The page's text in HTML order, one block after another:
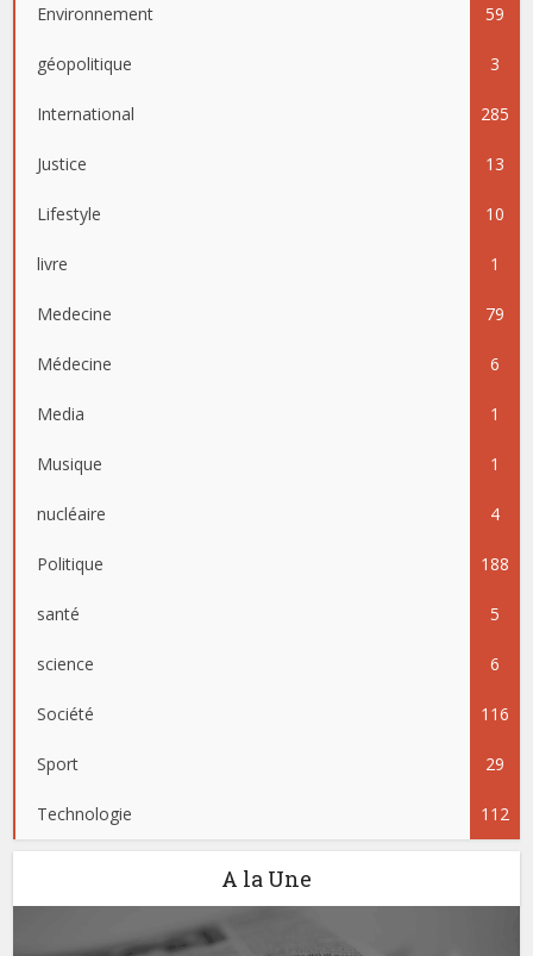
Environnement 59
géopolitique 3
International 285
Justice 13
Lifestyle 10
livre 1
Medecine 79
Médecine 6
Media 1
Musique 1
nucléaire 4
Politique 188
santé 5
science 6
Société 116
Sport 29
Technologie 112
A la Une